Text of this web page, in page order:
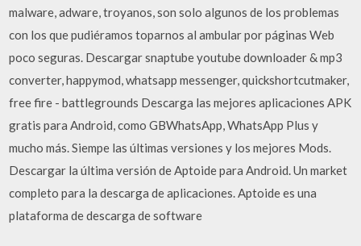
malware, adware, troyanos, son solo algunos de los problemas
con los que pudiéramos toparnos al ambular por páginas Web
poco seguras. Descargar snaptube youtube downloader & mp3
converter, happymod, whatsapp messenger, quickshortcutmaker,
free fire - battlegrounds Descarga las mejores aplicaciones APK
gratis para Android, como GBWhatsApp, WhatsApp Plus y
mucho más. Siempe las últimas versiones y los mejores Mods.
Descargar la última versión de Aptoide para Android. Un market
completo para la descarga de aplicaciones. Aptoide es una
plataforma de descarga de software